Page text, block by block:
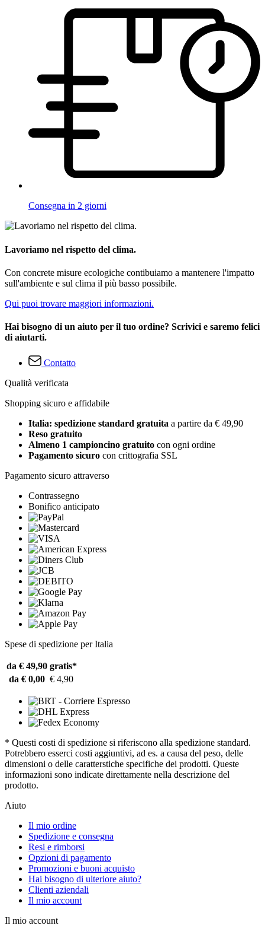
Consegna in 2 giorni
Lavoriamo nel rispetto del clima.
Con concrete misure ecologiche contibuiamo a mantenere l'impatto
sull'ambiente e sul clima il più basso possibile.
Qui puoi trovare maggiori informazioni.
Hai bisogno di un aiuto per il tuo ordine? Scrivici e saremo felici
di aiutarti.
Contatto
Qualità verificata
Shopping sicuro e affidabile
Italia: spedizione standard gratuita a partire da € 49,90
Reso gratuito
Almeno 1 campioncino gratuito con ogni ordine
Pagamento sicuro con crittografia SSL
Pagamento sicuro attraverso
Contrassegno
Bonifico anticipato
Spese di spedizione per Italia
da € 49,90 gratis*
da € 0,00 € 4,90
* Questi costi di spedizione si riferiscono alla spedizione standard.
Potrebbero esserci costi aggiuntivi, ad es. a causa del peso, delle
dimensioni o delle caratterstiche specifiche dei prodotti. Queste
informazioni sono indicate direttamente nella descrizione del
prodotto.
Aiuto
Il mio ordine
Spedizione e consegna
Resi e rimborsi
Opzioni di pagamento
Promozioni e buoni acquisto
Hai bisogno di ulteriore aiuto?
Clienti aziendali
Il mio account
Il mio account